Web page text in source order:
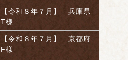
【令和８年７月】 兵庫県
T様
【令和８年７月】 京都府
F様